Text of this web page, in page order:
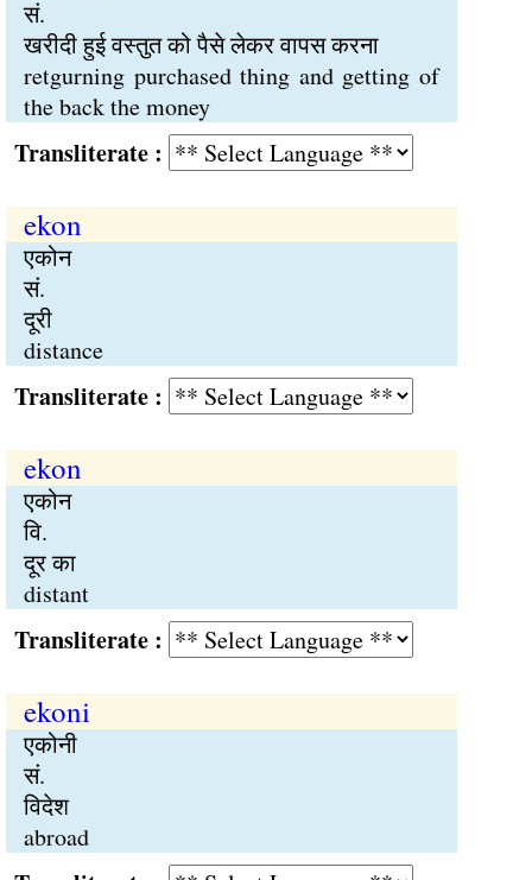
सं.
खरीदी हुई वस्तुत को पैसे लेकर वापस करना
retgurning purchased thing and getting of
the back the money
:
ekon
एकोन
सं.
दूरी
distance
:
ekon
एकोन
वि.
दूर का
distant
:
ekoni
एकोनी
सं.
विदेश
abroad